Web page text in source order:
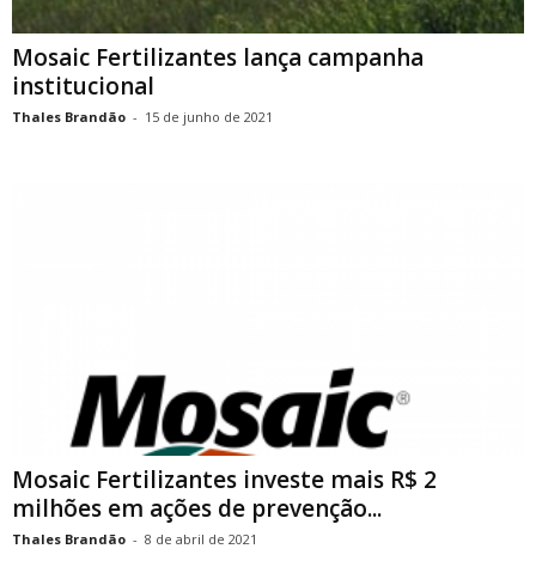
Mosaic Fertilizantes lança campanha
institucional
Thales Brandão - 15 de junho de 2021
Mosaic Fertilizantes investe mais R$ 2
milhões em ações de prevenção...
Thales Brandão - 8 de abril de 2021